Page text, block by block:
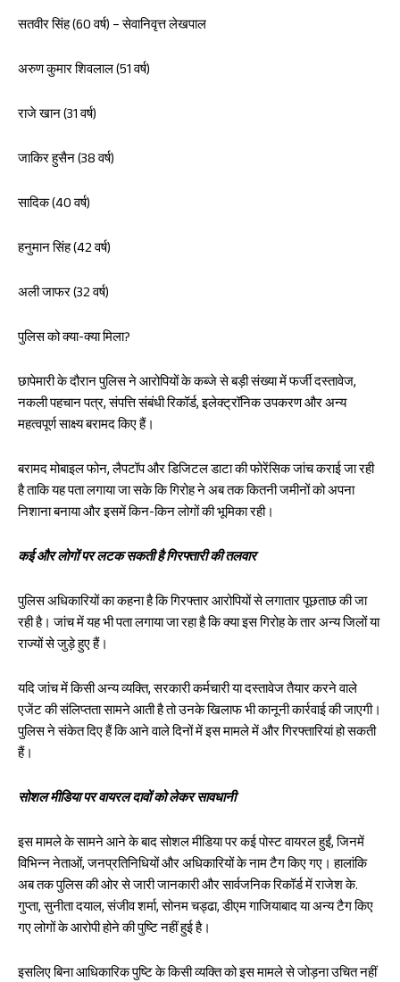
सतवीर सिंह (60 वर्ष) – सेवानिवृत्त लेखपाल
अरुण कुमार शिवलाल (51 वर्ष)
राजे खान (31 वर्ष)
जाकिर हुसैन (38 वर्ष)
सादिक (40 वर्ष)
हनुमान सिंह (42 वर्ष)
अली जाफर (32 वर्ष)
पुलिस को क्या-क्या मिला?
छापेमारी के दौरान पुलिस ने आरोपियों के कब्जे से बड़ी संख्या में फर्जी दस्तावेज,
नकली पहचान पत्र, संपत्ति संबंधी रिकॉर्ड, इलेक्ट्रॉनिक उपकरण और अन्य
महत्वपूर्ण साक्ष्य बरामद किए हैं।
बरामद मोबाइल फोन, लैपटॉप और डिजिटल डाटा की फोरेंसिक जांच कराई जा रही
है ताकि यह पता लगाया जा सके कि गिरोह ने अब तक कितनी जमीनों को अपना
निशाना बनाया और इसमें किन-किन लोगों की भूमिका रही।
कई और लोगों पर लटक सकती है गिरफ्तारी की तलवार
पुलिस अधिकारियों का कहना है कि गिरफ्तार आरोपियों से लगातार पूछताछ की जा
रही है। जांच में यह भी पता लगाया जा रहा है कि क्या इस गिरोह के तार अन्य जिलों या
राज्यों से जुड़े हुए हैं।
यदि जांच में किसी अन्य व्यक्ति, सरकारी कर्मचारी या दस्तावेज तैयार करने वाले
एजेंट की संलिप्तता सामने आती है तो उनके खिलाफ भी कानूनी कार्रवाई की जाएगी।
पुलिस ने संकेत दिए हैं कि आने वाले दिनों में इस मामले में और गिरफ्तारियां हो सकती
हैं।
सोशल मीडिया पर वायरल दावों को लेकर सावधानी
इस मामले के सामने आने के बाद सोशल मीडिया पर कई पोस्ट वायरल हुईं, जिनमें
विभिन्न नेताओं, जनप्रतिनिधियों और अधिकारियों के नाम टैग किए गए। हालांकि
अब तक पुलिस की ओर से जारी जानकारी और सार्वजनिक रिकॉर्ड में राजेश के.
गुप्ता, सुनीता दयाल, संजीव शर्मा, सोनम चड्ढा, डीएम गाजियाबाद या अन्य टैग किए
गए लोगों के आरोपी होने की पुष्टि नहीं हुई है।
इसलिए बिना आधिकारिक पुष्टि के किसी व्यक्ति को इस मामले से जोड़ना उचित नहीं